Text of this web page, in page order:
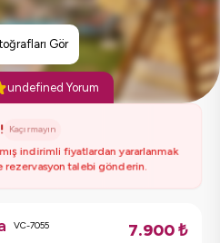
Gör
undefined Yorum
Kaçırmayın
indirimli fiyatlardan yararlanmak
talebi gönderin.
VC-7055 7.900₺